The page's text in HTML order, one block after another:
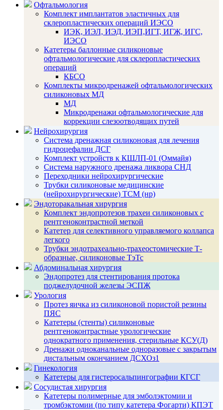
Офтальмология
Комплект имплантатов эластичных для
склеропластических операций ИЭСО
ИЭК, ИЭЛ, ИЭД, ИЭП,ИГТ, ИГЖ, ИГС,
ИЭСО
Катетеры баллонные силиконовые
офтальмологические для склеропластических
операций
КБСО
Комплекты микродренажей офтальмологических
силиконовых МД
МД
Микродренажи офтальмологические для
коррекции слезоотводящих путей
Нейрохирургия
Система дренажная силиконовая для лечения
гидроцефалии ДСГ
Комплект устройств к КШЛП-01 (Оммайя)
Система наружного дренажа ликвора СНД
Переходники нейрохирургические
Трубки силиконовые медицинские
(нейрохирургические) ТСМ (нр)
Эндоторакальная хирургия
Комплект эндопротезов трахеи силиконовых с
рентгеноконтрастной меткой
Катетер для селективного управляемого коллапса
легкого
Трубки эндотрахеально-трахеостомические Т-
образные, силиконовые ТэТс
Абдоминальная хирургия
Эндопротез для стентирования протока
поджелудочной железы ЭСПЖ
Урология
Протез яичка из силиконовой пористой резины
ПЯС
Катетеры (стенты) силиконовые
рентгеноконтрастные урологические
однократного применения, стерильные КСУ(Д)
Дренажи одноканальные одноразовые с закрытым
дистальным окончанием ДСХОз1
Гинекология
Катетеры для гистеросальпингографии КГСГ
Сосудистая хирургия
Катетеры полимерные для эмболэктомии и
тромбэктомии (по типу катетера Фогарти) КПЭТ